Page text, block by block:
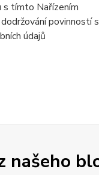
s tímto Nařízením
povinností
údajů
našeho